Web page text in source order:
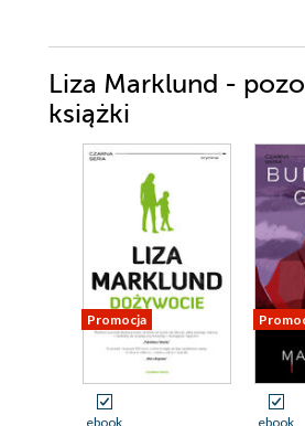
Liza Marklund -
książki
Promocja
ebook
ebook